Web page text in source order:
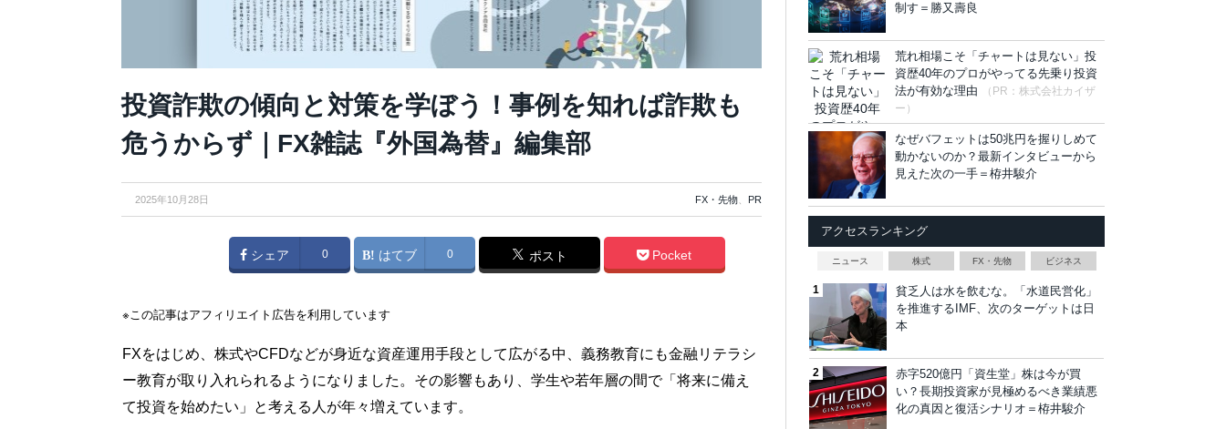
投資詐欺の傾向と対策を学ぼう！事例を知れば詐欺も
危うからず｜FX雑誌『外国為替』編集部
2025年10月28日 FX・先物 PR
シェア 0 はてブ 0 ポスト Pocket
※この記事はアフィリエイト広告を利用しています
FXをはじめ、株式やCFDなどが身近な資産運用手段として広がる中、義務教育にも金融リテラシ
ー教育が取り入れられるようになりました。その影響もあり、学生や若年層の間で「将来に備え
て投資を始めたい」と考える人が年々増えています。
制す＝勝又壽良
荒れ相場こそ「チャートは見ない」投
資歴40年のプロがやってる先乗り投資
法が有効な理由
（PR：株式会社カイザ
ー）
なぜバフェットは50兆円を握りしめて
動かないのか？最新インタビューから
見えた次の一手＝栫井駿介
アクセスランキング
ニュース 株式 FX・先物 ビジネス
貧乏人は水を飲むな。「水道民営化」
を推進するIMF、次のターゲットは日
本
赤字520億円「資生堂」株は今が買
い？長期投資家が見極めるべき業績悪
化の真因と復活シナリオ＝栫井駿介